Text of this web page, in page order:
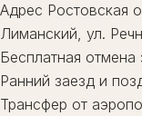
Адрес Ростовская
Лиманский, ул.
Бесплатная
Ранний заезд и
Трансфер от